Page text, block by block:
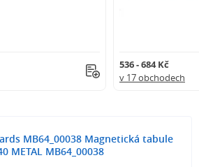
536 - 684 Kč
v 17 obchodech
MB64_00038 Magnetická tabule
METAL MB64_00038